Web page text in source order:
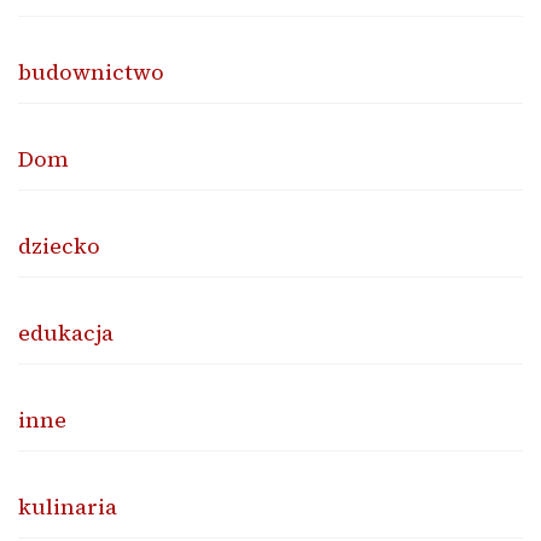
budownictwo
Dom
dziecko
edukacja
inne
kulinaria